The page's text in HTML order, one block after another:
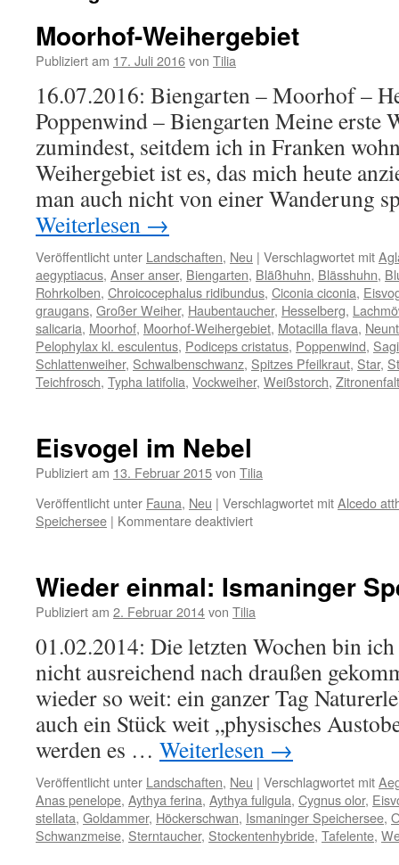
Moorhof-Weihergebiet
Publiziert am 17. Juli 2016von Tilia
16.07.2016: Biengarten – Moorhof –
Poppenwind – Biengarten Meine erste
zumindest, seitdem ich in Franken
Weihergebiet ist es, das mich heute
man auch nicht von einer Wanderung
Weiterlesen →
Veröffentlicht unter Landschaften, Neu | Verschlagwortet mit
aegyptiacus, Anser anser, Biengarten, Bläßhuhn, Blässhuhn,
Rohrkolben, Chroicocephalus ridibundus, Ciconia ciconia,
graugans, Großer Weiher, Haubentaucher, Hesselberg,
salicaria, Moorhof, Moorhof-Weihergebiet, Motacilla flava,
Pelophylax kl. esculentus, Podiceps cristatus, Poppenwind,
Schlattenweiher, Schwalbenschwanz, Spitzes Pfeilkraut, Star,
Teichfrosch, Typha latifolia, Vockweiher, Weißstorch,
Eisvogel im Nebel
Publiziert am 13. Februar 2015von Tilia
Veröffentlicht unter Fauna, Neu | Verschlagwortet mitAlcedo
Speichersee | Kommentare deaktiviertfür
Wieder einmal: Ismaninger
Publiziert am 2. Februar 2014von Tilia
01.02.2014: Die letzten Wochen bin
nicht ausreichend nach draußen
wieder so weit: ein ganzer Tag
auch ein Stück weit „physisches
werden es … Weiterlesen →
Veröffentlicht unter Landschaften, Neu | Verschlagwortet mit
Anas penelope, Aythya ferina, Aythya fuligula, Cygnus olor,
stellata, Goldammer, Höckerschwan, Ismaninger Speichersee,
Schwanzmeise, Sterntaucher, Stockentenhybride, Tafelente,